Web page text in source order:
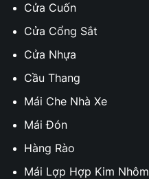
Cửa Cuốn
Cửa Cổng Sắt
Cửa Nhựa
Cầu Thang
Mái Che Nhà Xe
Mái Đón
Hàng Rào
Mái Lợp Hợp Kim Nhôm